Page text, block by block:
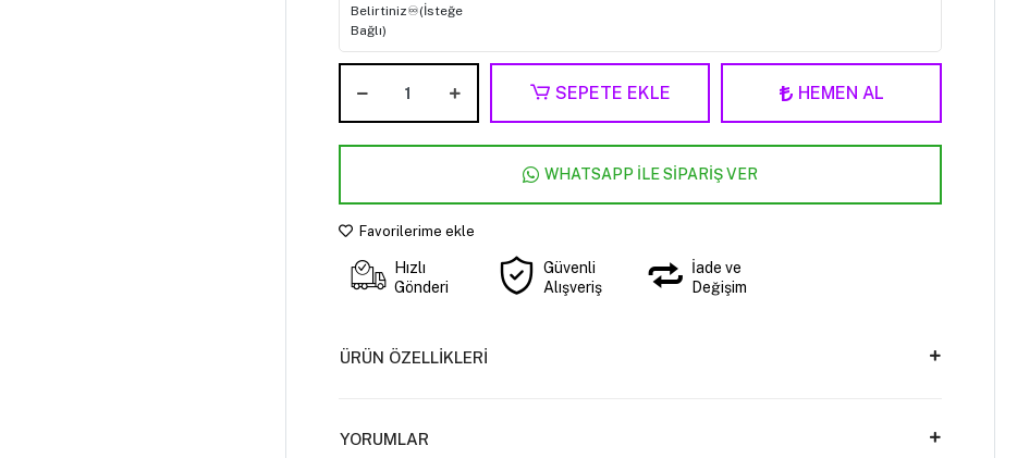
Belirtiniz♾️(İsteğe
Bağlı)
SEPETE EKLE HEMEN AL
WHATSAPP İLE SİPARİŞ VER
Favorilerime ekle
Hızlı
Gönderi
Güvenli
Alışveriş
İade ve
Değişim
ÜRÜN ÖZELLİKLERİ
YORUMLAR